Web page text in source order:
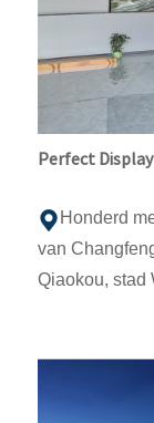
Perfect
Honderd
van
Qiaokou, stad